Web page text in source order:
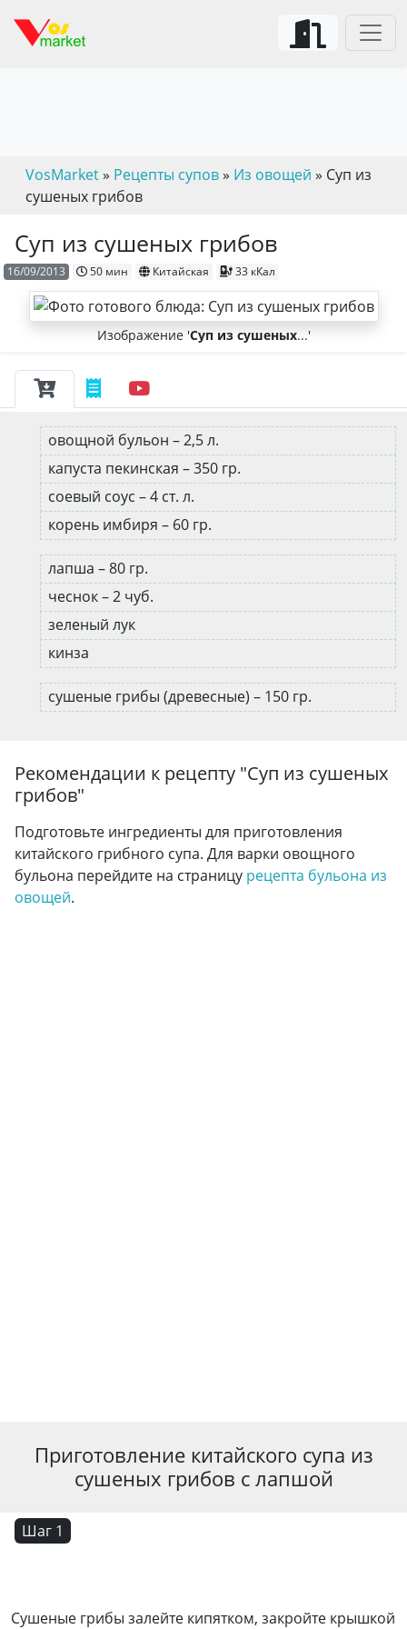
VosMarket» Рецепты супов» Из овощей » Суп из
сушеных грибов
Суп из сушеных грибов
16/09/2013 50 мин Китайская 33 кКал
Изображение 'Суп из сушеных...'
овощной бульон – 2,5 л.
капуста пекинская – 350 гр.
соевый соус – 4 ст. л.
корень имбиря – 60 гр.
лапша – 80 гр.
чеснок – 2 чуб.
зеленый лук
кинза
сушеные грибы (древесные) – 150 гр.
Рекомендации к рецепту "Суп из сушеных
грибов"
Подготовьте ингредиенты для приготовления
китайского грибного супа. Для варки овощного
бульона перейдите на страницу рецепта бульона из
овощей.
Приготовление китайского супа из
сушеных грибов с лапшой
Шаг 1
Сушеные грибы залейте кипятком, закройте крышкой